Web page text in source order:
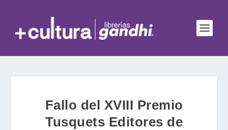
Fallo del XVIII Premio
Tusquets Editores de